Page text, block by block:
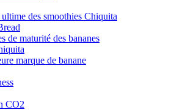
des smoothies Chiquita
de maturité des bananes
marque de banane
CO2